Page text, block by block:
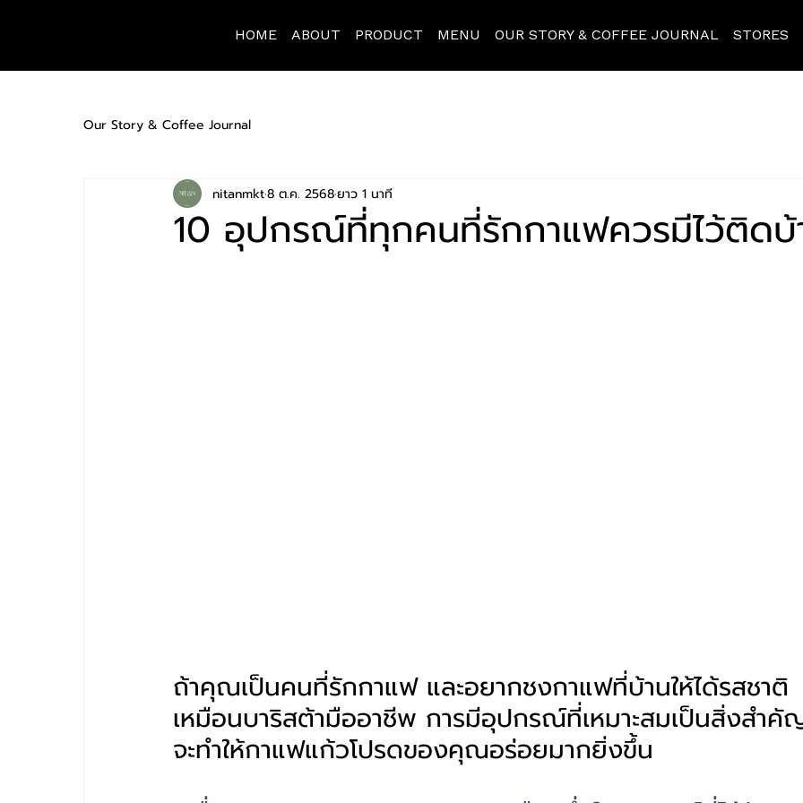
HOME ABOUT PRODUCT MENU OUR STORY & COFFEE JOURNAL STORES
Our Story & Coffee Journal
10 อุปกรณ์ที่ทุกคนที่รักกาแฟควรมีไว้ติดบ้
nitanmkt8 ต.ค. 2568ยาว 1 นาที
ถ้าคุณเป็นคนที่รักกาแฟ และอยากชงกาแฟที่บ้านให้ได้รสชาติ
เหมือนบาริสต้ามืออาชีพ การมีอุปกรณ์ที่เหมาะสมเป็นสิ่งสำคั
จะทำให้กาแฟแก้วโปรดของคุณอร่อยมากยิ่งขึ้น